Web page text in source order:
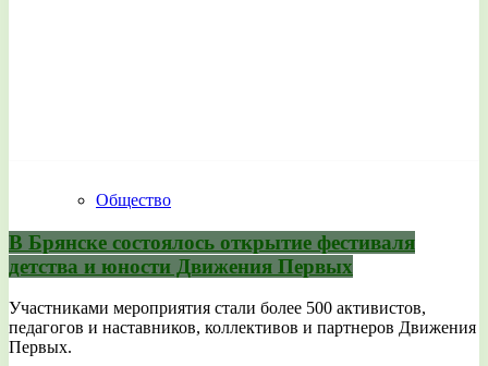
Общество
В Брянске состоялось открытие фестиваля
детства и юности Движения Первых
Участниками мероприятия стали более 500 активистов,
педагогов и наставников, коллективов и партнеров Движения
Первых.